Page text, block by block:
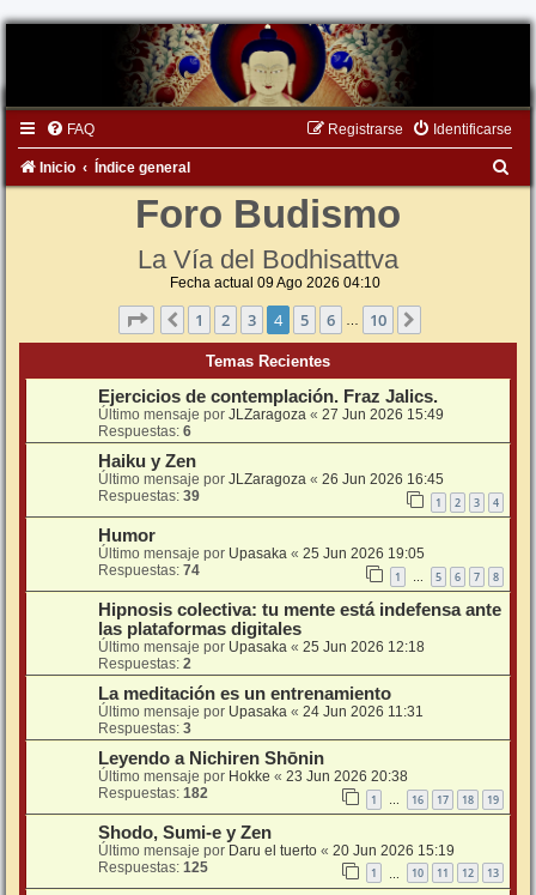
FAQ Identificarse
Registrarse
Inicio Índice general
Foro Budismo
La Vía del Bodhisattva
Fecha actual 09 Ago 2026 04:10
Página de 10
Anterior
1 2 3 4 5 6 10
Temas Recientes
Ejercicios de contemplación. Fraz Jalics.
Último mensaje por JLZaragoza « 27 Jun 2026 15:49
Respuestas: 6
Haiku y Zen
Último mensaje por JLZaragoza « 26 Jun 2026 16:45
Respuestas: 39 1 2 3 4
Humor
Último mensaje por Upasaka « 25 Jun 2026 19:05
Respuestas: 74 1 5 6 7 8
Hipnosis colectiva: tu mente está indefensa ante
las plataformas digitales
Último mensaje por Upasaka « 25 Jun 2026 12:18
Respuestas: 2
La meditación es un entrenamiento
Último mensaje por Upasaka « 24 Jun 2026 11:31
Respuestas: 3
Leyendo a Nichiren Shōnin
Último mensaje por Hokke « 23 Jun 2026 20:38
Respuestas: 182 1 16 17 18 19
Shodo, Sumi-e y Zen
Último mensaje por Daru el tuerto « 20 Jun 2026 15:19
Respuestas: 125 1 10 11 12 13